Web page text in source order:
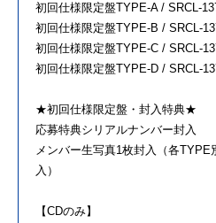
初回仕様限定盤TYPE-A / SRCL-
初回仕様限定盤TYPE-B / SRCL-
初回仕様限定盤TYPE-C / SRCL-
初回仕様限定盤TYPE-D / SRCL-
★初回仕様限定盤・封入特典★
応募特典シリアルナンバー封入
メンバー生写真1枚封入（各TYPE
入）
【CDのみ】